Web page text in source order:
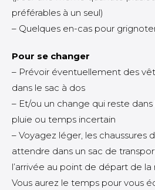
préférables à un seul)
– Quelques en-cas pour
Pour se changer
– Prévoir éventuellement des
dans le sac à dos
– Et/ou un change qui reste
pluie ou temps incertain
– Voyagez léger, les
attendre dans un sac de
l’arrivée au point de départ de la
Vous aurez le temps pour vous